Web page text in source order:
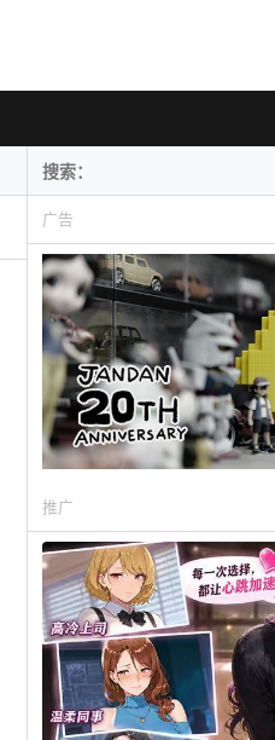
广告
推广